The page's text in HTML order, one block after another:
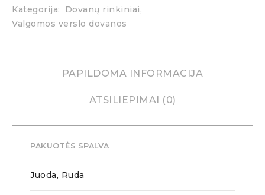
Kategorija:
Dovanų rinkiniai,
Valgomos verslo dovanos
PAPILDOMA INFORMACIJA
ATSILIEPIMAI (0)
PAKUOTĖS SPALVA
Juoda, Ruda